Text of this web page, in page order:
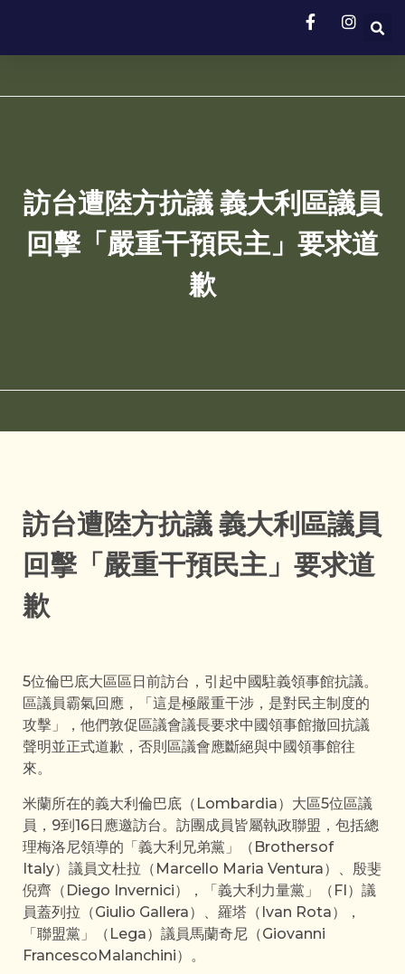
訪台遭陸方抗議 義大利區議員
回擊「嚴重干預民主」要求道
歉
訪台遭陸方抗議 義大利區議員
回擊「嚴重干預民主」要求道
歉
5位倫巴底大區區日前訪台，引起中國駐義領事館抗議。
區議員霸氣回應，「這是極嚴重干涉，是對民主制度的
攻擊」，他們敦促區議會議長要求中國領事館撤回抗議
聲明並正式道歉，否則區議會應斷絕與中國領事館往
來。
米蘭所在的義大利倫巴底（Lombardia）大區5位區議
員，9到16日應邀訪台。訪團成員皆屬執政聯盟，包括總
理梅洛尼領導的「義大利兄弟黨」（Brothersof
Italy）議員文杜拉（Marcello Maria Ventura）、殷斐
倪齊（Diego Invernici），「義大利力量黨」（FI）議
員蓋列拉（Giulio Gallera）、羅塔（Ivan Rota），
「聯盟黨」（Lega）議員馬蘭奇尼（Giovanni
FrancescoMalanchini）。